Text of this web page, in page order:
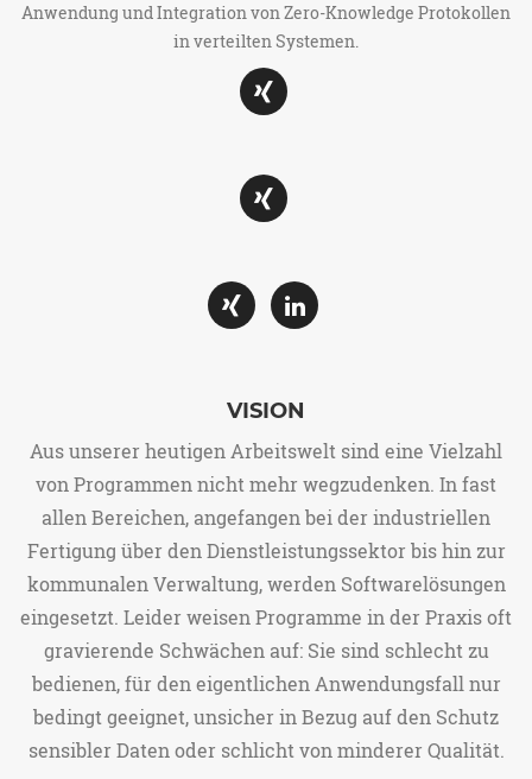
Anwendung und Integration von Zero-Knowledge Protokollen
in verteilten Systemen.
VISION
Aus unserer heutigen Arbeitswelt sind eine Vielzahl
von Programmen nicht mehr wegzudenken. In fast
allen Bereichen, angefangen bei der industriellen
Fertigung über den Dienstleistungssektor bis hin zur
kommunalen Verwaltung, werden Softwarelösungen
eingesetzt. Leider weisen Programme in der Praxis oft
gravierende Schwächen auf: Sie sind schlecht zu
bedienen, für den eigentlichen Anwendungsfall nur
bedingt geeignet, unsicher in Bezug auf den Schutz
sensibler Daten oder schlicht von minderer Qualität.